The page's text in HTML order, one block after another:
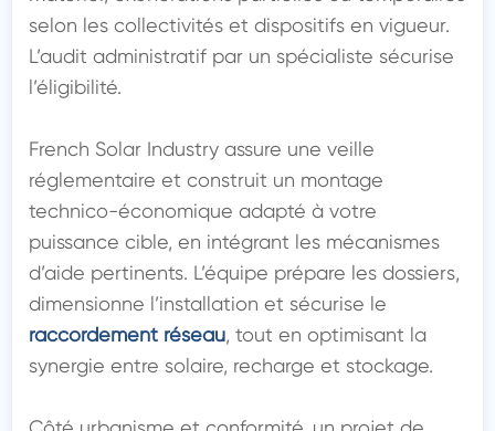
selon les collectivités et dispositifs en vigueur.
L’audit administratif par un spécialiste sécurise
l’éligibilité.
French Solar Industry assure une veille
réglementaire et construit un montage
technico-économique adapté à votre
puissance cible, en intégrant les mécanismes
d’aide pertinents. L’équipe prépare les dossiers,
raccordement réseau, tout en optimisant la
synergie entre solaire, recharge et stockage.